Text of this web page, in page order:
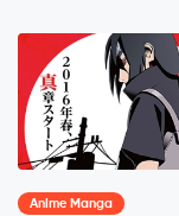
Anime Manga